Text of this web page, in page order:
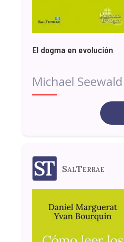
El dogma en evolución
Michael Seewald
SalTerrae